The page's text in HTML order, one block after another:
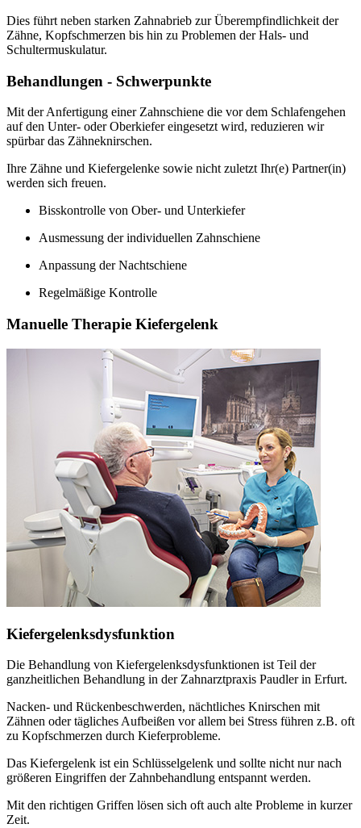
Dies führt neben starken Zahnabrieb zur Überempfindlichkeit der
Zähne, Kopfschmerzen bis hin zu Problemen der Hals- und
Schultermuskulatur.
Behandlungen - Schwerpunkte
Mit der Anfertigung einer Zahnschiene die vor dem Schlafengehen
auf den Unter- oder Oberkiefer eingesetzt wird, reduzieren wir
spürbar das Zähneknirschen.
Ihre Zähne und Kiefergelenke sowie nicht zuletzt Ihr(e) Partner(in)
werden sich freuen.
Bisskontrolle von Ober- und Unterkiefer
Ausmessung der individuellen Zahnschiene
Anpassung der Nachtschiene
Regelmäßige Kontrolle
Manuelle Therapie Kiefergelenk
Kiefergelenksdysfunktion
Die Behandlung von Kiefergelenksdysfunktionen ist Teil der
ganzheitlichen Behandlung in der Zahnarztpraxis Paudler in Erfurt.
Nacken- und Rückenbeschwerden, nächtliches Knirschen mit
Zähnen oder tägliches Aufbeißen vor allem bei Stress führen z.B. oft
zu Kopfschmerzen durch Kieferprobleme.
Das Kiefergelenk ist ein Schlüsselgelenk und sollte nicht nur nach
größeren Eingriffen der Zahnbehandlung entspannt werden.
Mit den richtigen Griffen lösen sich oft auch alte Probleme in kurzer
Zeit.